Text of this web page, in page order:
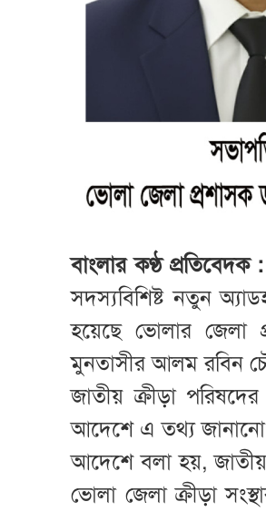
বাংলার কণ্ঠ প্রতিবেদক :
সদস্যবিশিষ্ট নতুন
হয়েছে ভোলার জেলা
মুনতাসীর আলম রবিন
জাতীয় ক্রীড়া
আদেশে এ তথ্য
আদেশে বলা হয়,
ভোলা জেলা ক্রীড়া